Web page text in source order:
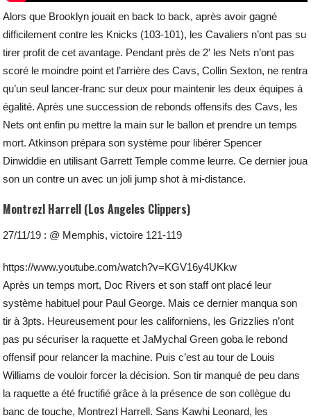
Alors que Brooklyn jouait en back to back, après avoir gagné
difficilement contre les Knicks (103-101), les Cavaliers n’ont pas su
tirer profit de cet avantage. Pendant près de 2′ les Nets n’ont pas
scoré le moindre point et l’arrière des Cavs, Collin Sexton, ne rentra
qu’un seul lancer-franc sur deux pour maintenir les deux équipes à
égalité. Après une succession de rebonds offensifs des Cavs, les
Nets ont enfin pu mettre la main sur le ballon et prendre un temps
mort. Atkinson prépara son système pour libérer Spencer
Dinwiddie en utilisant Garrett Temple comme leurre. Ce dernier joua
son un contre un avec un joli jump shot à mi-distance.
Montrezl Harrell (Los Angeles Clippers)
27/11/19 : @ Memphis, victoire 121-119
https://www.youtube.com/watch?v=KGV16y4UKkw
Après un temps mort, Doc Rivers et son staff ont placé leur
système habituel pour Paul George. Mais ce dernier manqua son
tir à 3pts. Heureusement pour les californiens, les Grizzlies n’ont
pas pu sécuriser la raquette et JaMychal Green goba le rebond
offensif pour relancer la machine. Puis c’est au tour de Louis
Williams de vouloir forcer la décision. Son tir manqué de peu dans
la raquette a été fructifié grâce à la présence de son collègue du
banc de touche, Montrezl Harrell. Sans Kawhi Leonard, les